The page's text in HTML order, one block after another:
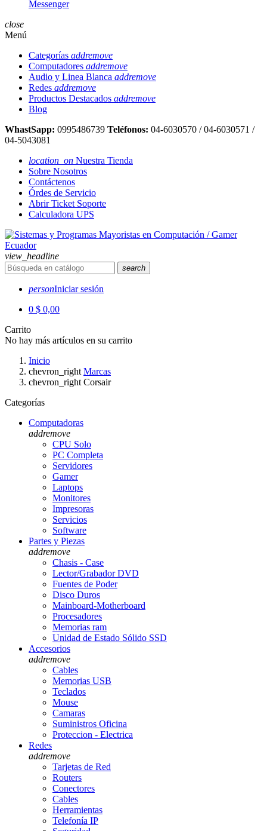
Messenger
close
Menú
Categorías addremove
Computadores addremove
Audio y Linea Blanca addremove
Redes addremove
Productos Destacados addremove
Blog
WhastSapp: 0995486739 Teléfonos: 04-6030570 / 04-6030571 /
04-5043081
location_on Nuestra Tienda
Sobre Nosotros
Contáctenos
Órdes de Servicio
Abrir Ticket Soporte
Calculadora UPS
view_headline
search
personIniciar sesión
0 $ 0,00
Carrito
No hay más artículos en su carrito
Inicio
chevron_right Marcas
chevron_right Corsair
Categorías
Computadoras
addremove
CPU Solo
PC Completa
Servidores
Gamer
Laptops
Monitores
Impresoras
Servicios
Software
Partes y Piezas
addremove
Chasis - Case
Lector/Grabador DVD
Fuentes de Poder
Disco Duros
Mainboard-Motherboard
Procesadores
Memorias ram
Unidad de Estado Sólido SSD
Accesorios
addremove
Cables
Memorias USB
Teclados
Mouse
Camaras
Suministros Oficina
Proteccion - Electrica
Redes
addremove
Tarjetas de Red
Routers
Conectores
Cables
Herramientas
Telefonía IP